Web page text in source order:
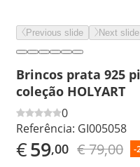
Previous slide Next slide
Brincos prata 925
coleção HOLYART
0
Referência: GI005058
€59,00 € 79,00 -